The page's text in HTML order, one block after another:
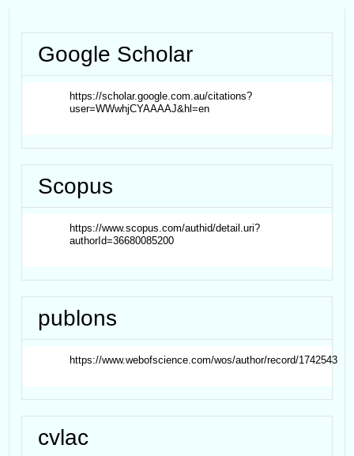
Google Scholar
https://scholar.google.com.au/citations?
user=WWwhjCYAAAAJ&hl=en
Scopus
https://www.scopus.com/authid/detail.uri?
authorId=36680085200
publons
https://www.webofscience.com/wos/author/record/1742543
cvlac